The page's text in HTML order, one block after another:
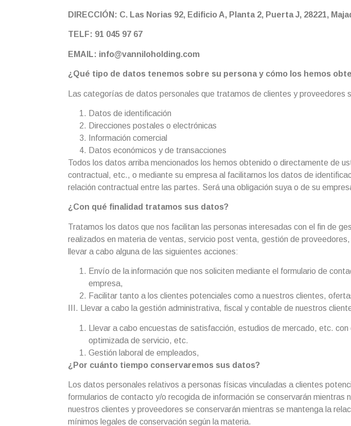
DIRECCIÓN: C. Las Norias 92, Edificio A, Planta 2, Puerta J, 28221,
TELF: 91 045 97 67
EMAIL: info@vanniloholding.com
¿Qué tipo de datos tenemos sobre su persona y cómo los hemos
Las categorías de datos personales que tratamos de clientes y proveedores
Datos de identificación
Direcciones postales o electrónicas
Información comercial
Datos económicos y de transacciones
Todos los datos arriba mencionados los hemos obtenido o directamente de
contractual, etc., o mediante su empresa al facilitarnos los datos de
relación contractual entre las partes. Será una obligación suya o de su
¿Con qué finalidad tratamos sus datos?
Tratamos los datos que nos facilitan las personas interesadas con el fin de
realizados en materia de ventas, servicio post venta, gestión de
llevar a cabo alguna de las siguientes acciones:
Envío de la información que nos soliciten mediante el formulario de
empresa,
Facilitar tanto a los clientes potenciales como a nuestros clientes,
III. Llevar a cabo la gestión administrativa, fiscal y contable de nuestros
Llevar a cabo encuestas de satisfacción, estudios de mercado, etc.
optimizada de servicio, etc.
Gestión laboral de empleados,
¿Por cuánto tiempo conservaremos sus datos?
Los datos personales relativos a personas físicas vinculadas a clientes
formularios de contacto y/o recogida de información se conservarán
nuestros clientes y proveedores se conservarán mientras se mantenga la
mínimos legales de conservación según la materia.